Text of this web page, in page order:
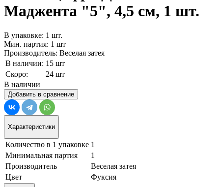
Маджента "5", 4,5 см, 1 шт.
В упаковке: 1 шт.
Мин. партия: 1 шт
Производитель: Веселая затея
В наличии: 15 шт
Скоро:
24 шт
В наличии
Добавить в сравнение
Характеристики
Количество в 1 упаковке 1
Минимальная партия
1
Производитель
Веселая затея
Цвет
Фуксия